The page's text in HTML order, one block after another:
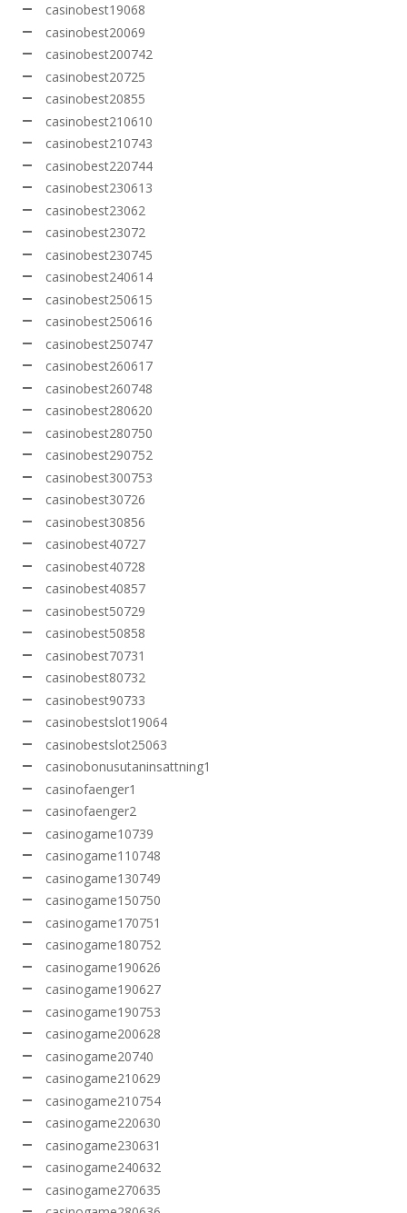
casinobest19068
casinobest20069
casinobest200742
casinobest20725
casinobest20855
casinobest210610
casinobest210743
casinobest220744
casinobest230613
casinobest23062
casinobest23072
casinobest230745
casinobest240614
casinobest250615
casinobest250616
casinobest250747
casinobest260617
casinobest260748
casinobest280620
casinobest280750
casinobest290752
casinobest300753
casinobest30726
casinobest30856
casinobest40727
casinobest40728
casinobest40857
casinobest50729
casinobest50858
casinobest70731
casinobest80732
casinobest90733
casinobestslot19064
casinobestslot25063
casinobonusutaninsattning1
casinofaenger1
casinofaenger2
casinogame10739
casinogame110748
casinogame130749
casinogame150750
casinogame170751
casinogame180752
casinogame190626
casinogame190627
casinogame190753
casinogame200628
casinogame20740
casinogame210629
casinogame210754
casinogame220630
casinogame230631
casinogame240632
casinogame270635